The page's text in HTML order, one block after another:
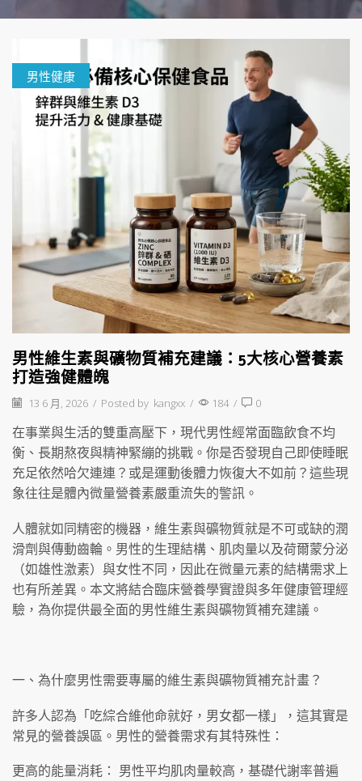
男性健康
男性維生素與礦物質補充建議：5大核心營養素
打造強健體魄
13 6 月, 2026 / Posted by kangxx / 184 / 0
在事業與生活的雙重高壓下，現代男性經常面臨飲食不均
衡、長期熬夜與精神緊繃的挑戰。你是否發現自己即使睡眠
充足依然哈欠連連？或是運動後體力恢復大不如前？這些現
象往往是體內微量營養素嚴重流失的警訊。
人體就如同精密的機器，維生素與礦物質就是不可或缺的潤
滑劑與傳動齒輪。男性的生理結構、肌肉量以及荷爾蒙分泌
（如雄性激素）與女性不同，因此在微量元素的結構需求上
也有所差異。本文將結合臨床營養學實證與多年健康管理經
驗，為你提供最全面的男性維生素與礦物質補充建議。
一、為什麼男性需要專屬的維生素與礦物質補充計畫？
許多人認為「吃綜合維他命就好，男女都一樣」，這其實是
常見的營養誤區。男性的營養需求有其特殊性：
更高的能量消耗： 男性平均肌肉量較高，基礎代謝率普遍